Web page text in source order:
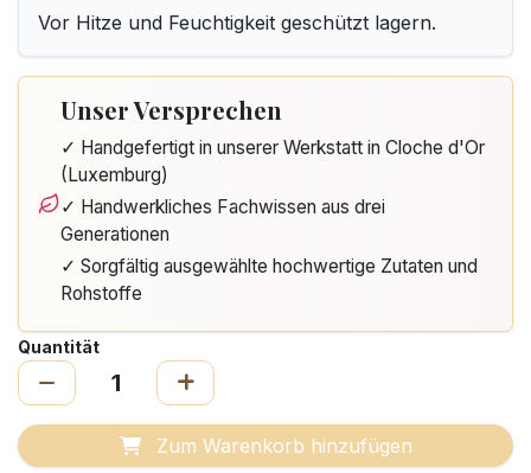
Vor Hitze und Feuchtigkeit geschützt lagern.
Unser Versprechen
✓ Handgefertigt in unserer Werkstatt in Cloche d'Or
(Luxemburg)
✓ Handwerkliches Fachwissen aus drei
Generationen
✓ Sorgfältig ausgewählte hochwertige Zutaten und
Rohstoffe
Quantität
Zum Warenkorb hinzufügen